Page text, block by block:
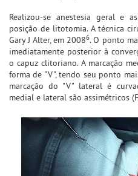
Realizou-se anestesia geral e
posição de litotomia. A técnica
Gary J Alter, em 20086. O ponto
imediatamente posterior à
o capuz clitoriano. A marcação
forma de "V", tendo seu ponto
marcação do "V" lateral é
medial e lateral são assimétricos